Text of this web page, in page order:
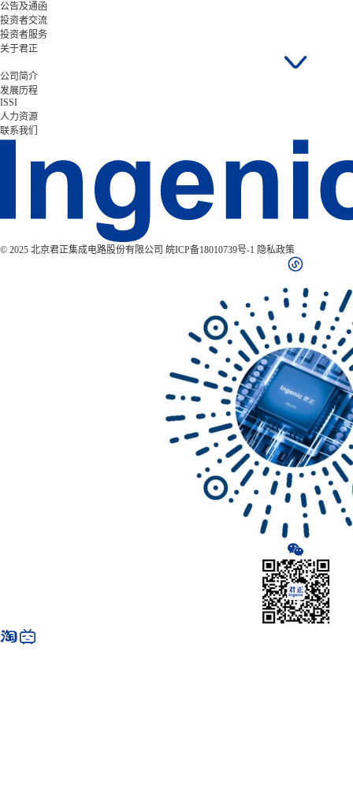
公告及通函
投资者交流
投资者服务
关于君正
公司简介
发展历程
ISSI
人力资源
联系我们
© 2025 北京君正集成电路股份有限公司 皖ICP备18010739号-1 隐私政策